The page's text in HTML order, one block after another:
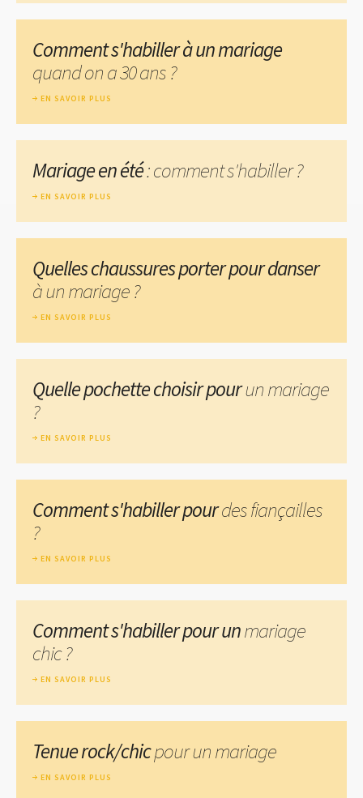
Comment s'habiller à un mariage
quand on a 30 ans ?
EN SAVOIR PLUS
Mariage en été: comment s'habiller ?
EN SAVOIR PLUS
Quelles chaussures porter pour danser
à un mariage ?
EN SAVOIR PLUS
Quelle pochette choisir pourun mariage
?
EN SAVOIR PLUS
Comment s'habiller pourdes fiançailles
?
EN SAVOIR PLUS
Comment s'habiller pour unmariage
chic ?
EN SAVOIR PLUS
Tenue rock/chicpour un mariage
EN SAVOIR PLUS